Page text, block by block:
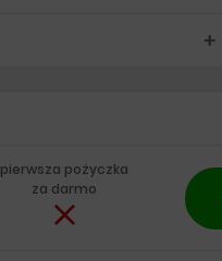
add
pierwsza pożyczka
za darmo